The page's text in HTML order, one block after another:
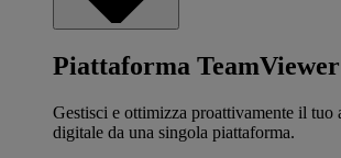
Piattaforma
Gestisci e ottimizza proattivamente il tuo
digitale da una singola piattaforma.